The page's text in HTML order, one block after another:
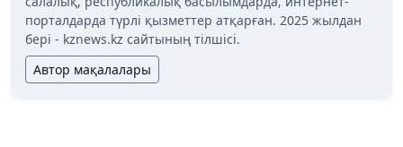
порталдарда түрлі қызметтер атқарған. 2025 жылдан
бері - kznews.kz сайтының тілшісі.
Автор мақалалары